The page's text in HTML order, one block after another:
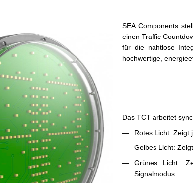
SEA Components
einen Traffic
für die nahtlose
hochwertige,
Das TCT arbeitet
Rotes Licht: Zeigt
Gelbes Licht:
Grünes Licht:
Signalmodus.